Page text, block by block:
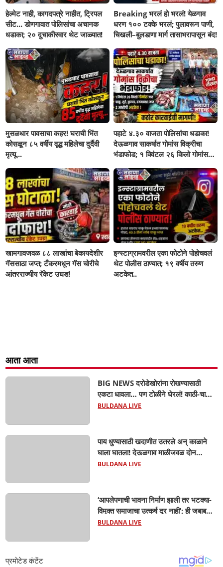
हेल्मेट नाही, कागदपत्रे नाहीत, ट्रिपल
सीट... डोणगावात पोलिसांचा अचानक
धडाका; २० दुचाकीस्वार थेट जाळ्यात!
Breaking भरलं हो भरलं! येळगाव
धरण १०० टक्के भरलं; पुलावरून पाणी,
चिखली–बुलडाणा मार्ग तासाभरापासून बंद!
मुसळधार पावसाचा कहर! घराची भिंत
कोसळून ८५ वर्षीय वृद्ध महिलेचा दुर्दैवी
मृत्यू...
पहाटे ४.३० वाजता पोलिसांचा धडाका!
देऊळगाव साकर्षात गोमांस विक्रीचा
भंडाफोड; १ क्विंटल २६ किलो गोमांस
खामगावजवळ ८८ लाखांचा बेकायदेशीर
गॅससाठा जप्त; टँकरमधून गॅस चोरीचे
आंतरराज्यीय रॅकेट उघड!
इन्स्टाग्रामवरील एका फोटोने पोहोचवलं
थेट पोलीस ठाण्यात; १९ वर्षीय तरुण
अटकेत..
आता आता
BIG NEWS दरोडेखोरांना रोखण्यासाठी
एकटा धावला… पण टोळीने घेरलं! काठी-चाकूचे
सपासप वार; ५२ वर्षीय शेतकऱ्याचा दुर्दैवी अंत!
BULDANA LIVE
पाय धुण्यासाठी खदाणीत उतरले अन् काळाने
घाला घातला! देऊळगाव माळीजवळ दोन
चिमुकल्यांचा बुडून दुर्दैवी मृत्यू; कोराडी प्रकल्प
BULDANA LIVE
‘आपलेपणाची भावना निर्माण झाली तर भटक्या-
विमुक्त समाजाचा उत्कर्ष दूर नाही’; ही जबाबदारी
केवळ सरकारची नाही,आपल्या सर्वांची !
BULDANA LIVE